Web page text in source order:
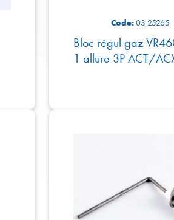
Code:03 25265
Bloc régul gaz
1 allure 3P ACT/